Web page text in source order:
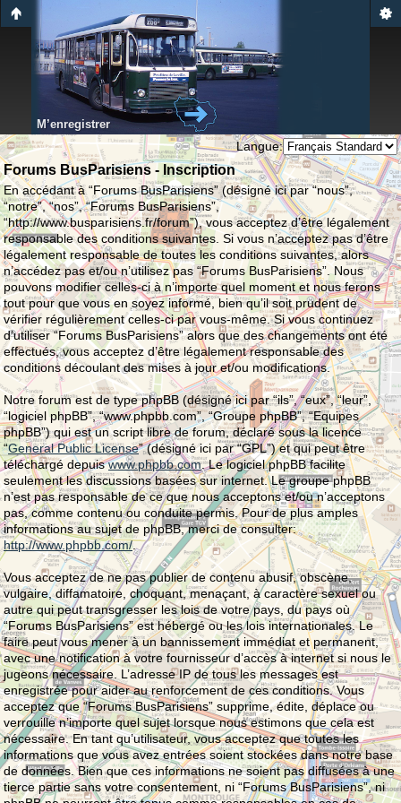
M’enregistrer
Langue:
Forums BusParisiens - Inscription
En accédant à “Forums BusParisiens” (désigné ici par “nous”,
“notre”, “nos”, “Forums BusParisiens”,
“http://www.busparisiens.fr/forum”), vous acceptez d’être légalement
responsable des conditions suivantes. Si vous n’acceptez pas d’être
légalement responsable de toutes les conditions suivantes, alors
n’accédez pas et/ou n’utilisez pas “Forums BusParisiens”. Nous
pouvons modifier celles-ci à n’importe quel moment et nous ferons
tout pour que vous en soyez informé, bien qu’il soit prudent de
vérifier régulièrement celles-ci par vous-même. Si vous continuez
d’utiliser “Forums BusParisiens” alors que des changements ont été
effectués, vous acceptez d’être légalement responsable des
conditions découlant des mises à jour et/ou modifications.
Notre forum est de type phpBB (désigné ici par “ils”, “eux”, “leur”,
“logiciel phpBB”, “www.phpbb.com”, “Groupe phpBB”, “Equipes
phpBB”) qui est un script libre de forum, déclaré sous la licence
“General Public License” (désigné ici par “GPL”) et qui peut être
téléchargé depuiswww.phpbb.com. Le logiciel phpBB facilite
seulement les discussions basées sur internet. Le groupe phpBB
n’est pas responsable de ce que nous acceptons et/ou n’acceptons
pas, comme contenu ou conduite permis. Pour de plus amples
informations au sujet de phpBB, merci de consulter:
http://www.phpbb.com/.
Vous acceptez de ne pas publier de contenu abusif, obscène,
vulgaire, diffamatoire, choquant, menaçant, à caractère sexuel ou
autre qui peut transgresser les lois de votre pays, du pays où
“Forums BusParisiens” est hébergé ou les lois internationales. Le
faire peut vous mener à un bannissement immédiat et permanent,
avec une notification à votre fournisseur d’accès à internet si nous le
jugeons nécessaire. L’adresse IP de tous les messages est
enregistrée pour aider au renforcement de ces conditions. Vous
acceptez que “Forums BusParisiens” supprime, édite, déplace ou
verrouille n’importe quel sujet lorsque nous estimons que cela est
nécessaire. En tant qu’utilisateur, vous acceptez que toutes les
informations que vous avez entrées soient stockées dans notre base
de données. Bien que ces informations ne soient pas diffusées à une
tierce partie sans votre consentement, ni “Forums BusParisiens”, ni